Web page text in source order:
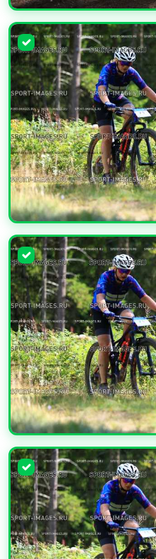
УВЕЛИЧИТЬ
УВЕЛИЧИТЬ
УВЕЛИЧИТЬ